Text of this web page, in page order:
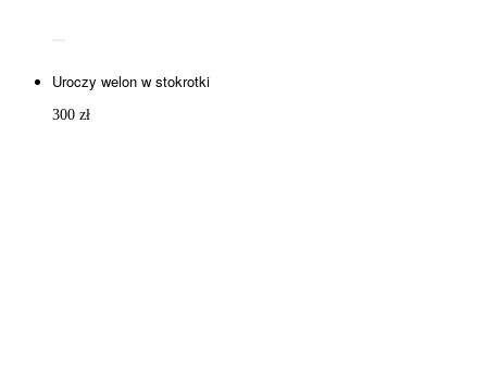
Uroczy welon w stokrotki
300 zł